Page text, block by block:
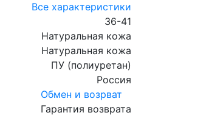
Все характеристики
36-41
Натуральная кожа
Натуральная кожа
ПУ (полиуретан)
Россия
Обмен и возрват
Гарантия возврата